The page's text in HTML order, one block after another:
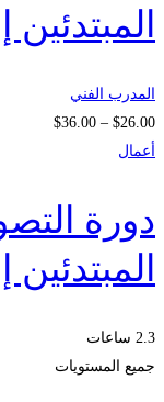
المدرب الفني
$26 .00
–
$36 .00
نطاق
خلال
أعمال
دورة
2.3 ساعات
جميع المستويات